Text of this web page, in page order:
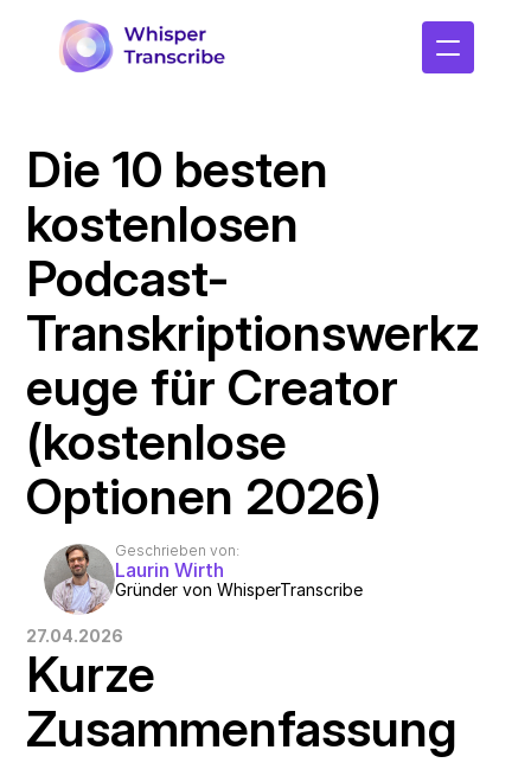
Die 10 besten
kostenlosen
Podcast-
Transkriptionswerkz
euge für Creator
(kostenlose
Optionen 2026)
27.04.2026
Kurze
Zusammenfassung
Geschrieben von:
Laurin Wirth
Gründer von WhisperTranscribe